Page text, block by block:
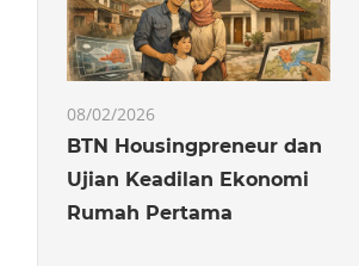
08/02/2026
BTN Housingpreneur dan
Ujian Keadilan Ekonomi
Rumah Pertama